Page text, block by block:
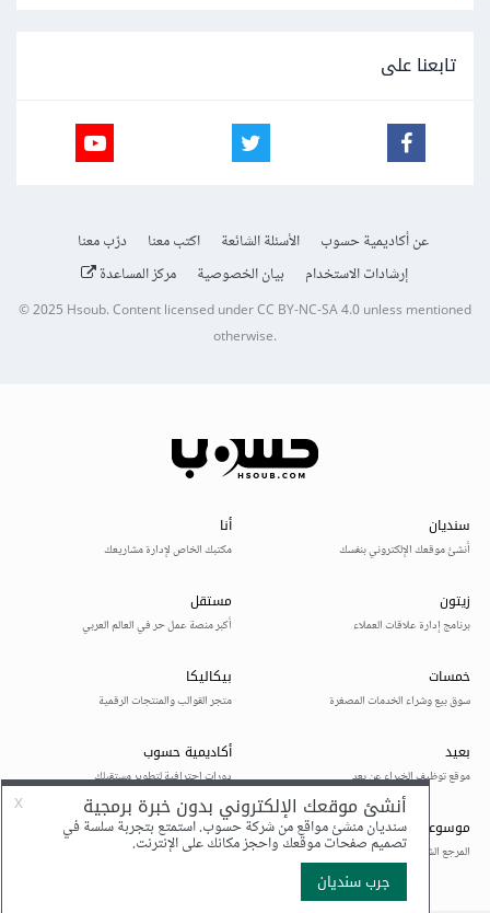
تابعنا على
عن أكاديمية حسوب الأسئلة الشائعة اكتب معنا
درّب معنا
إرشادات الاستخدام
بيان الخصوصية مركز المساعدة
© 2025Hsoub.Content licensed underCC BY-NC-SA 4.0unless mentioned
otherwise.